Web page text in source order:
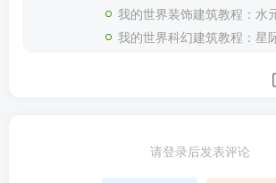
我的世界装饰建筑教程：水元素召唤魔法书喷泉（我的世界投影）——谁能
我的世界科幻建筑教程：星际争霸人族建筑补全（我的世界投影）
请登录后发表评论